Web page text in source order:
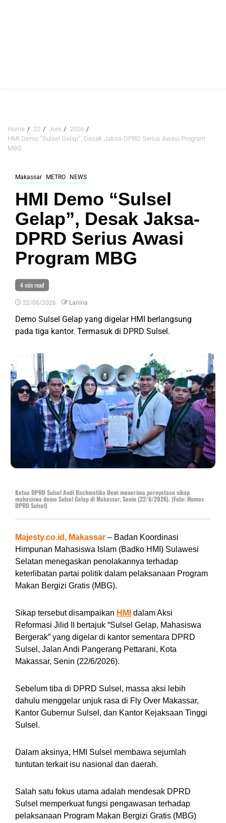
Home 22 Juni
2026
HMI Demo “Sulsel Gelap”, Desak Jaksa-DPRD Serius Awasi Program
MBG
Makassar METRO NEWS
HMI Demo “Sulsel
Gelap”, Desak Jaksa-
DPRD Serius Awasi
Program MBG
4 min read
22/06/2026 Lanina
Demo Sulsel Gelap yang digelar HMI berlangsung
pada tiga kantor. Termasuk di DPRD Sulsel.
Ketua DPRD Sulsel Andi Rachmatika Dewi menerima pernyataan sikap
mahasiswa demo Sulsel Gelap di Makassar, Senin (22/6/2026). (Foto: Humas
DPRD Sulsel)
Majesty.co.id, Makassar – Badan Koordinasi
Himpunan Mahasiswa Islam (Badko HMI) Sulawesi
Selatan menegaskan penolakannya terhadap
keterlibatan partai politik dalam pelaksanaan Program
Makan Bergizi Gratis (MBG).
Sikap tersebut disampaikan HMI dalam Aksi
Reformasi Jilid II bertajuk “Sulsel Gelap, Mahasiswa
Bergerak” yang digelar di kantor sementara DPRD
Sulsel, Jalan Andi Pangerang Pettarani, Kota
Makassar, Senin (22/6/2026).
Sebelum tiba di DPRD Sulsel, massa aksi lebih
dahulu menggelar unjuk rasa di Fly Over Makassar,
Kantor Gubernur Sulsel, dan Kantor Kejaksaan Tinggi
Sulsel.
Dalam aksinya, HMI Sulsel membawa sejumlah
tuntutan terkait isu nasional dan daerah.
Salah satu fokus utama adalah mendesak DPRD
Sulsel memperkuat fungsi pengawasan terhadap
pelaksanaan Program Makan Bergizi Gratis (MBG)